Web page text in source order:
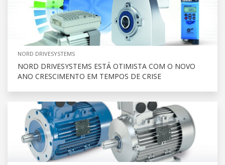
NORD DRIVESYSTEMS
NORD DRIVESYSTEMS ESTÁ OTIMISTA COM O NOVO
ANO CRESCIMENTO EM TEMPOS DE CRISE